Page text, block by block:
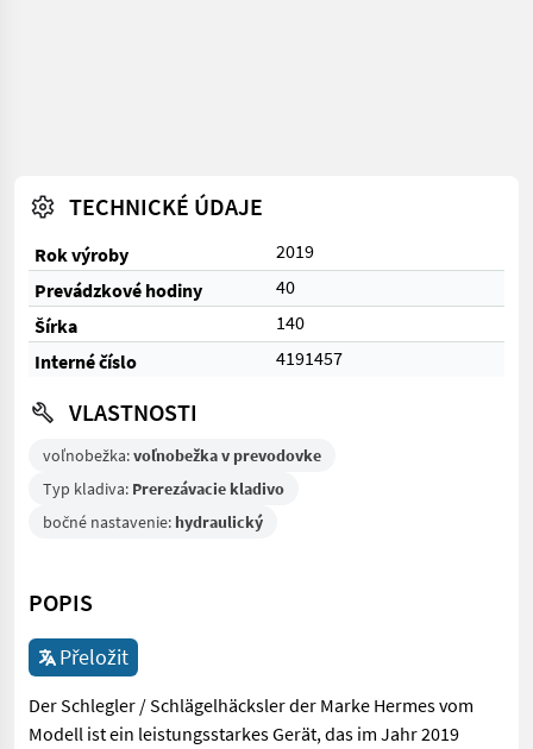
TECHNICKÉ ÚDAJE
Rok výroby
2019
Prevádzkové hodiny
40
Šírka
140
Interné číslo
4191457
VLASTNOSTI
voľnobežka:voľnobežka v prevodovke
Typ kladiva: Prerezávacie kladivo
bočné nastavenie: hydraulický
POPIS
Přeložit
Der Schlegler / Schlägelhäcksler der Marke Hermes vom
Modell ist ein leistungsstarkes Gerät, das im Jahr 2019